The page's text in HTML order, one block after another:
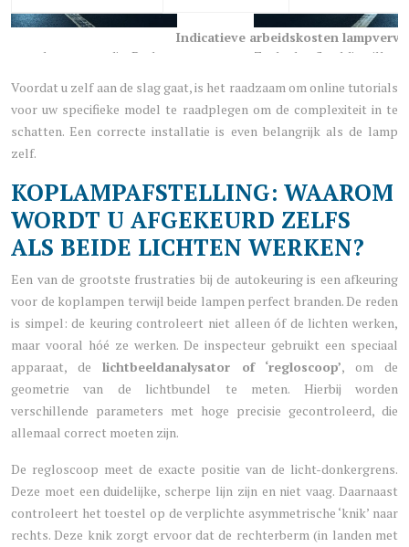
Indicatieve arbeidskosten
Voordat u zelf aan de slag gaat, is het raadzaam om online tutorials
voor uw specifieke model te raadplegen om de complexiteit in te
schatten. Een correcte installatie is even belangrijk als de lamp
zelf.
KOPLAMPAFSTELLING: WAAROM
WORDT U AFGEKEURD ZELFS
ALS BEIDE LICHTEN WERKEN?
Een van de grootste frustraties bij de autokeuring is een afkeuring
voor de koplampen terwijl beide lampen perfect branden. De reden
is simpel: de keuring controleert niet alleen óf de lichten werken,
maar vooral hóé ze werken. De inspecteur gebruikt een speciaal
apparaat, de lichtbeeldanalysator of ‘regloscoop’, om de
geometrie van de lichtbundel te meten. Hierbij worden
verschillende parameters met hoge precisie gecontroleerd, die
allemaal correct moeten zijn.
De regloscoop meet de exacte positie van de licht-donkergrens.
Deze moet een duidelijke, scherpe lijn zijn en niet vaag. Daarnaast
controleert het toestel op de verplichte asymmetrische ‘knik’ naar
rechts. Deze knik zorgt ervoor dat de rechterberm (in landen met